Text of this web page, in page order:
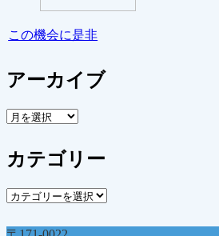
この機会に是非
アーカイブ
ア
カ
イ
カテゴリー
カ
ゴ